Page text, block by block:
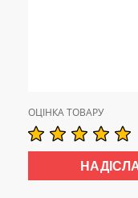
ОЦІНКА ТОВАРУ